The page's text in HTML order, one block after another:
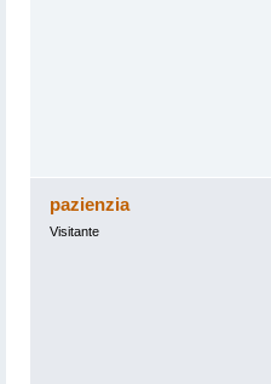
pazienzia
Visitante